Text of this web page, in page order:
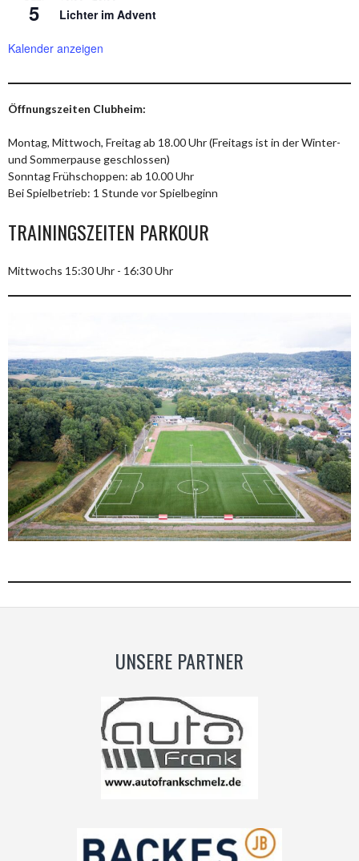
5 Lichter im Advent
Kalender anzeigen
Öffnungszeiten Clubheim:
Montag, Mittwoch, Freitag ab 18.00 Uhr (Freitags ist in der Winter-
und Sommerpause geschlossen)
Sonntag Frühschoppen: ab 10.00 Uhr
Bei Spielbetrieb: 1 Stunde vor Spielbeginn
TRAININGSZEITEN PARKOUR
Mittwochs 15:30 Uhr - 16:30 Uhr
UNSERE PARTNER